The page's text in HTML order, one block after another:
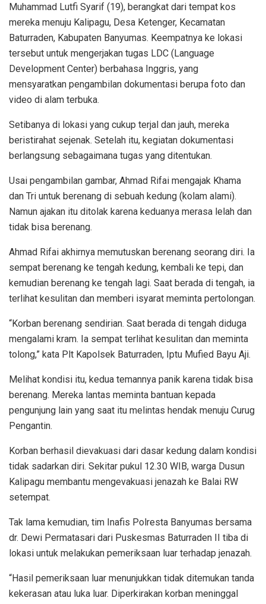
Muhammad Lutfi Syarif (19), berangkat dari tempat kos
mereka menuju Kalipagu, Desa Ketenger, Kecamatan
Baturraden, Kabupaten Banyumas. Keempatnya ke lokasi
tersebut untuk mengerjakan tugas LDC (Language
Development Center) berbahasa Inggris, yang
mensyaratkan pengambilan dokumentasi berupa foto dan
video di alam terbuka.
Setibanya di lokasi yang cukup terjal dan jauh, mereka
beristirahat sejenak. Setelah itu, kegiatan dokumentasi
berlangsung sebagaimana tugas yang ditentukan.
Usai pengambilan gambar, Ahmad Rifai mengajak Khama
dan Tri untuk berenang di sebuah kedung (kolam alami).
Namun ajakan itu ditolak karena keduanya merasa lelah dan
tidak bisa berenang.
Ahmad Rifai akhirnya memutuskan berenang seorang diri. Ia
sempat berenang ke tengah kedung, kembali ke tepi, dan
kemudian berenang ke tengah lagi. Saat berada di tengah, ia
terlihat kesulitan dan memberi isyarat meminta pertolongan.
“Korban berenang sendirian. Saat berada di tengah diduga
mengalami kram. Ia sempat terlihat kesulitan dan meminta
tolong,” kata Plt Kapolsek Baturraden, Iptu Mufied Bayu Aji.
Melihat kondisi itu, kedua temannya panik karena tidak bisa
berenang. Mereka lantas meminta bantuan kepada
pengunjung lain yang saat itu melintas hendak menuju Curug
Pengantin.
Korban berhasil dievakuasi dari dasar kedung dalam kondisi
tidak sadarkan diri. Sekitar pukul 12.30 WIB, warga Dusun
Kalipagu membantu mengevakuasi jenazah ke Balai RW
setempat.
Tak lama kemudian, tim Inafis Polresta Banyumas bersama
dr. Dewi Permatasari dari Puskesmas Baturraden II tiba di
lokasi untuk melakukan pemeriksaan luar terhadap jenazah.
“Hasil pemeriksaan luar menunjukkan tidak ditemukan tanda
kekerasan atau luka luar. Diperkirakan korban meninggal